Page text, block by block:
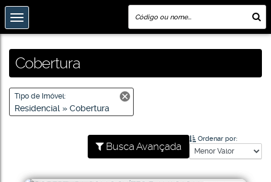
Cobertura
Tipo de Imóvel:
Residencial » Cobertura
Busca Avançada
Ordenar por: